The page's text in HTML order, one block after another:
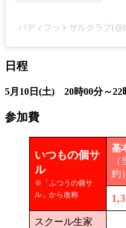
バディフットサルクラブ
日程
5月10日(土) 20時00分～22
参加費
いつもの個サ
ル
※「ふつうの個サ
ル」から改称
基
約）
スクール生家